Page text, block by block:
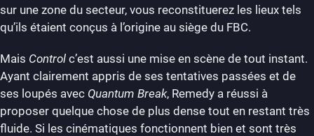
sur une zone du secteur, vous reconstituerez les lieux tels
qu’ils étaient conçus à l’origine au siège du FBC.
Mais Control c’est aussi une mise en scène de tout instant.
Ayant clairement appris de ses tentatives passées et de
ses loupés avec Quantum Break, Remedy a réussi à
proposer quelque chose de plus dense tout en restant très
fluide. Si les cinématiques fonctionnent bien et sont très